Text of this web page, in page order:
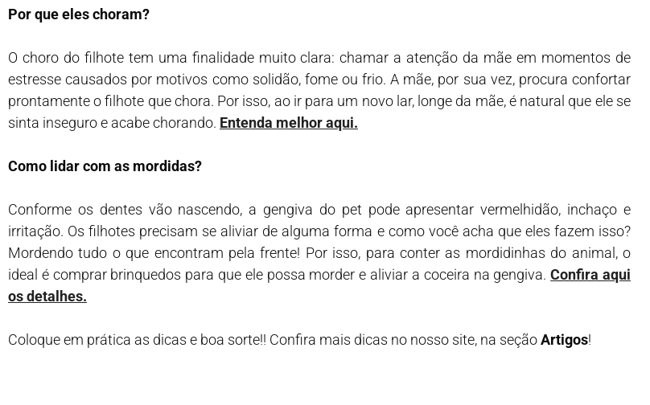
Por que eles choram?
O choro do filhote tem uma finalidade muito clara: chamar a atenção da mãe em momentos de
estresse causados por motivos como solidão, fome ou frio. A mãe, por sua vez, procura confortar
prontamente o filhote que chora. Por isso, ao ir para um novo lar, longe da mãe, é natural que ele se
sinta inseguro e acabe chorando. Entenda melhor aqui.
Como lidar com as mordidas?
Conforme os dentes vão nascendo, a gengiva do pet pode apresentar vermelhidão, inchaço e
irritação. Os filhotes precisam se aliviar de alguma forma e como você acha que eles fazem isso?
Mordendo tudo o que encontram pela frente! Por isso, para conter as mordidinhas do animal, o
ideal é comprar brinquedos para que ele possa morder e aliviar a coceira na gengiva.Confira aqui
os detalhes.
Coloque em prática as dicas e boa sorte!! Confira mais dicas no nosso site, na seçãoArtigos!